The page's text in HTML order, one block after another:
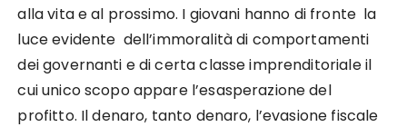
alla vita e al prossimo. I giovani hanno di fronte la
luce evidente dell’immoralità di comportamenti
dei governanti e di certa classe imprenditoriale il
cui unico scopo appare l’esasperazione del
profitto. Il denaro, tanto denaro, l’evasione fiscale